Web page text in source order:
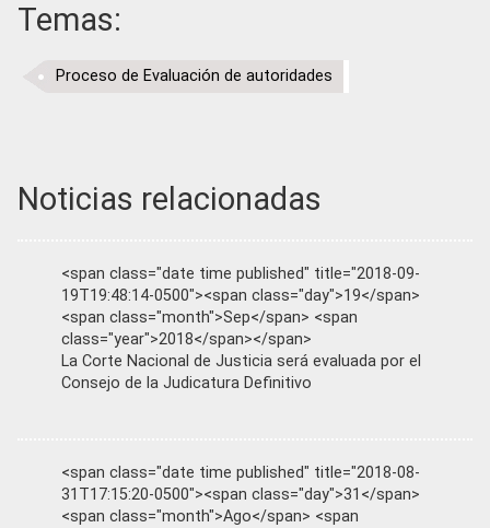
Temas:
Proceso de Evaluación de autoridades
Noticias relacionadas
<span class="date time published" title="2018-09-
19T19:48:14-0500"><span class="day">19</span>
<span class="month">Sep</span> <span
class="year">2018</span></span>
La Corte Nacional de Justicia será evaluada por el
Consejo de la Judicatura Definitivo
<span class="date time published" title="2018-08-
31T17:15:20-0500"><span class="day">31</span>
<span class="month">Ago</span> <span